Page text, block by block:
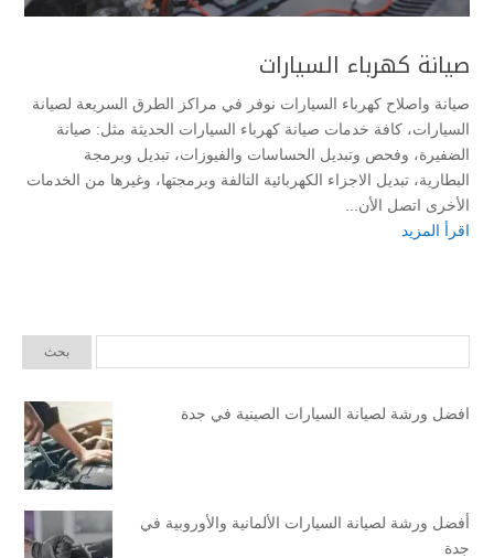
صيانة كهرباء السيارات
صيانة واصلاح كهرباء السيارات نوفر في مراكز الطرق السريعة لصيانة
السيارات، كافة خدمات صيانة كهرباء السيارات الحديثة مثل: صيانة
الضفيرة، وفحص وتبديل الحساسات والفيوزات، تبديل وبرمجة
البطارية، تبديل الاجزاء الكهربائية التالفة وبرمجتها، وغيرها من الخدمات
الأخرى اتصل الأن...
اقرأ المزيد
افضل ورشة لصيانة السيارات الصينية في جدة
أفضل ورشة لصيانة السيارات الألمانية والأوروبية في
جدة